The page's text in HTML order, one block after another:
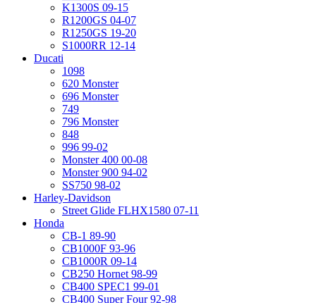
K1300S 09-15
R1200GS 04-07
R1250GS 19-20
S1000RR 12-14
Ducati
1098
620 Monster
696 Monster
749
796 Monster
848
996 99-02
Monster 400 00-08
Monster 900 94-02
SS750 98-02
Harley-Davidson
Street Glide FLHX1580 07-11
Honda
CB-1 89-90
CB1000F 93-96
CB1000R 09-14
CB250 Hornet 98-99
CB400 SPEC1 99-01
CB400 Super Four 92-98